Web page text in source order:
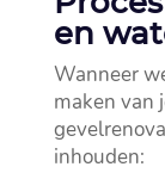
en
Wanneer
maken van
inhouden: